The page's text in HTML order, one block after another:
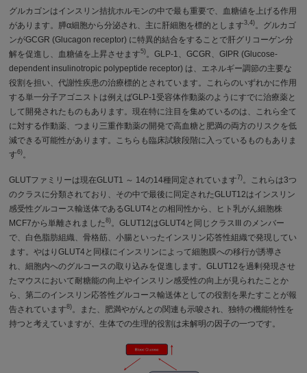
グルカゴンはインスリン拮抗ホルモンの中で最も重要で、血糖値を上げる作用
があります。膵α細胞から分泌され、主に肝細胞を標的とします3,4)
。グルカゴ
ンがGCGR (Glucagon receptor) に特異的結合をすることで肝グリコーゲン分
解を促進し、血糖値を上昇させます5)
。GLP-1、GCGR、GIPR (Glucose-
dependent insulinotropic polypeptide receptor) は、エネルギー調節の主要な
役割を担い、代謝性疾患の治療標的とされています。これらのいずれかに作用
する単一分子アゴニストは例えばGLP-1受容体作動薬のようにすでに治療薬と
して開発されたものもあります。現在特に注目を集めているのは、これら全て
に対する作動薬、つまり三重作動薬の開発で高血糖と肥満の両方のリスクを低
減できる可能性があります。こちらも臨床試験段階に入っているものもありま
す6)
GLUTファミリーは現在GLUT1 ～ 14の14種同定されています7)
。これらは3つ
のクラスに分類されており、その中で最後に同定されたGLUT12はインスリン
感受性グルコース輸送体であるGLUT4との相同性から、ヒト乳がん細胞株
MCF7から単離されました8)
。GLUT12はGLUT4と同じクラスIII のメンバー
で、白色脂肪組織、骨格筋、小腸といったインスリン応答性組織で発現してい
ます。やはりGLUT4と同様にインスリンによって細胞膜への移行が誘導さ
れ、細胞内へのグルコースの取り込みを促進します。GLUT12を過剰発現させ
たマウスにおいて耐糖能の向上やインスリン感受性の向上が見られたことか
ら、第二のインスリン応答性グルコース輸送体としての役割を果たすことが報
告されています8)
。また、肥満やがんとの関連も示唆され、独特の機能特性を
持つと考えていますが、生体での生理的役割は未解明の因子の一つです。